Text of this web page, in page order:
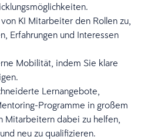
KI Mitarbeiter den Rollen zu,
Erfahrungen und Interessen
Mobilität, indem Sie klare
Lernangebote,
Programme in großem
Mitarbeitern dabei zu helfen,
neu zu qualifizieren.